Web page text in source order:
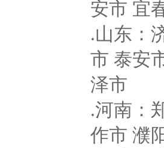
安市 宜
.山东：
市 泰安
泽市
.河南：
作市 濮